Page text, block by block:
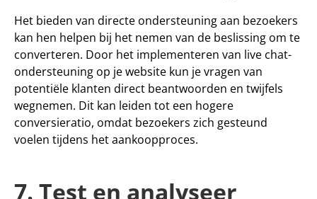
Het bieden van directe ondersteuning aan bezoekers
kan hen helpen bij het nemen van de beslissing om te
converteren. Door het implementeren van live chat-
ondersteuning op je website kun je vragen van
potentiële klanten direct beantwoorden en twijfels
wegnemen. Dit kan leiden tot een hogere
conversieratio, omdat bezoekers zich gesteund
voelen tijdens het aankoopproces.
7. Test en analyseer